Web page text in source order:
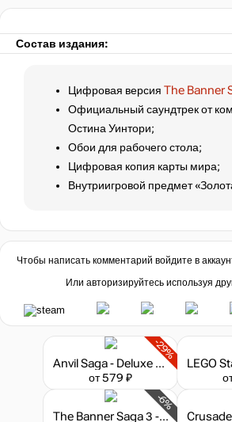
Состав издания:
Цифровая версия The Banner
Официальный саундтрек от
Остина Уинтори;
Обои для рабочего стола;
Цифровая копия карты мира;
Внутриигровой предмет
Чтобы написать комментарий войдите в
Или авторизируйтесь используя
-29%
Anvil Saga - Deluxe Edition
от 579 ₽
-6%
The Banner Saga 3 - Legendary Edition